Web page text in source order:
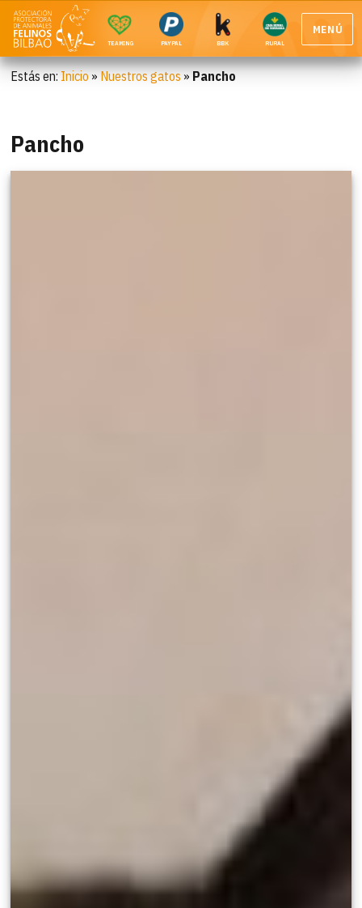
TEAMING PAYPAL BBK RURAL
MENÚ
Estás en: Inicio » Nuestros gatos » Pancho
Pancho